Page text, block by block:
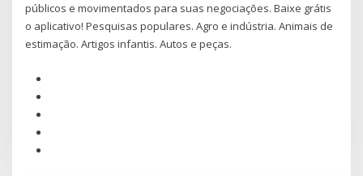
públicos e movimentados para suas negociações. Baixe grátis
o aplicativo! Pesquisas populares. Agro e indústria. Animais de
estimação. Artigos infantis. Autos e peças.